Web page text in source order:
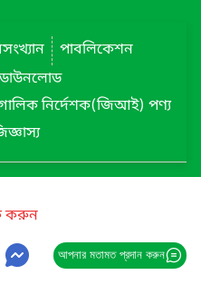
পাবলিকেশন
ডাউনলোড
নির্দেশক(জিআই) পণ্য
করুন
আপনার মতামত প্রদান করুন